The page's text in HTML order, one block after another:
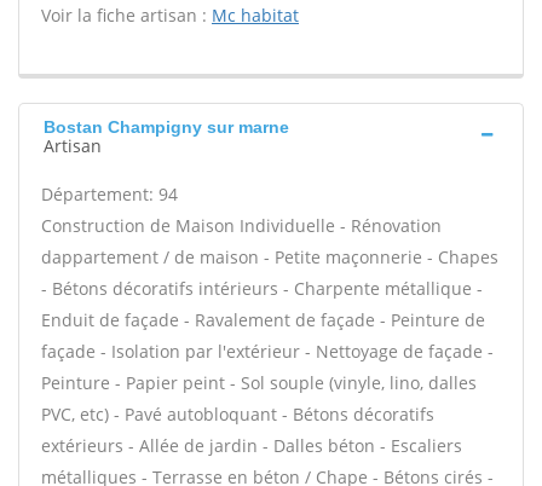
Voir la fiche artisan : Mc habitat
Bostan Champigny sur marne
Artisan
Département: 94
Construction de Maison Individuelle - Rénovation
dappartement / de maison - Petite maçonnerie - Chapes
- Bétons décoratifs intérieurs - Charpente métallique -
Enduit de façade - Ravalement de façade - Peinture de
façade - Isolation par l'extérieur - Nettoyage de façade -
Peinture - Papier peint - Sol souple (vinyle, lino, dalles
PVC, etc) - Pavé autobloquant - Bétons décoratifs
extérieurs - Allée de jardin - Dalles béton - Escaliers
métalliques - Terrasse en béton / Chape - Bétons cirés -